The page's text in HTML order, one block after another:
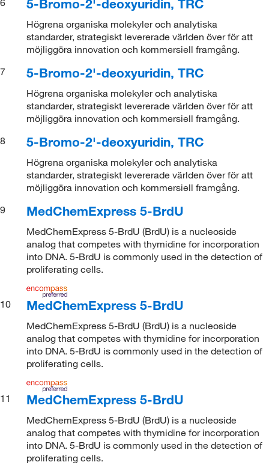
5-Bromo-2'-deoxyuridin, TRC
Högrena organiska molekyler och analytiska
standarder, strategiskt levererade världen över för att
möjliggöra innovation och kommersiell framgång.
7
5-Bromo-2'-deoxyuridin, TRC
Högrena organiska molekyler och analytiska
standarder, strategiskt levererade världen över för att
möjliggöra innovation och kommersiell framgång.
8
5-Bromo-2'-deoxyuridin, TRC
Högrena organiska molekyler och analytiska
standarder, strategiskt levererade världen över för att
möjliggöra innovation och kommersiell framgång.
9
MedChemExpress 5-BrdU
MedChemExpress 5-BrdU (BrdU) is a nucleoside
analog that competes with thymidine for incorporation
into DNA. 5-BrdU is commonly used in the detection of
proliferating cells.
10 MedChemExpress 5-BrdU
MedChemExpress 5-BrdU (BrdU) is a nucleoside
analog that competes with thymidine for incorporation
into DNA. 5-BrdU is commonly used in the detection of
proliferating cells.
11 MedChemExpress 5-BrdU
MedChemExpress 5-BrdU (BrdU) is a nucleoside
analog that competes with thymidine for incorporation
into DNA. 5-BrdU is commonly used in the detection of
proliferating cells.